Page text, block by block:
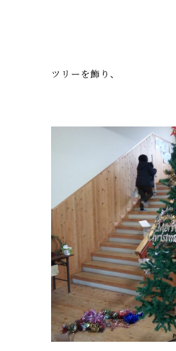
ツリーを飾り、